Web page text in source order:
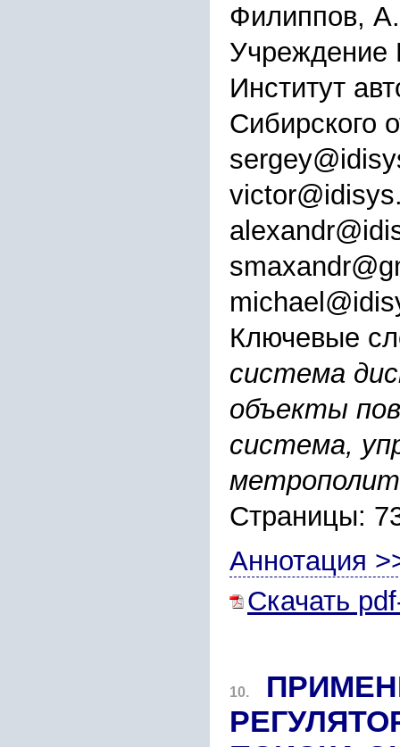
Филиппов,
Учреждение
Институт
Сибирского
Ключевые
система
объекты
система,
Страницы:
Аннотация
Скачать
10.